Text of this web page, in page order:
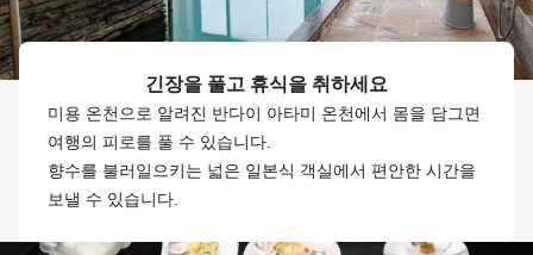
긴장을 풀고 휴식을 취하세요
미용 온천으로 알려진 반다이 아타미 온천에서 몸을 담그면
여행의 피로를 풀 수 있습니다.
향수를 불러일으키는 넓은 일본식 객실에서 편안한 시간을
보낼 수 있습니다.